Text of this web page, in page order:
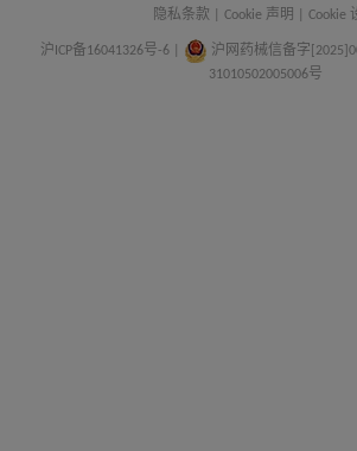
隐私条款 Cookie 声明 Cookie
沪ICP备16041326号-6
沪网药械信备字
31010502005006号